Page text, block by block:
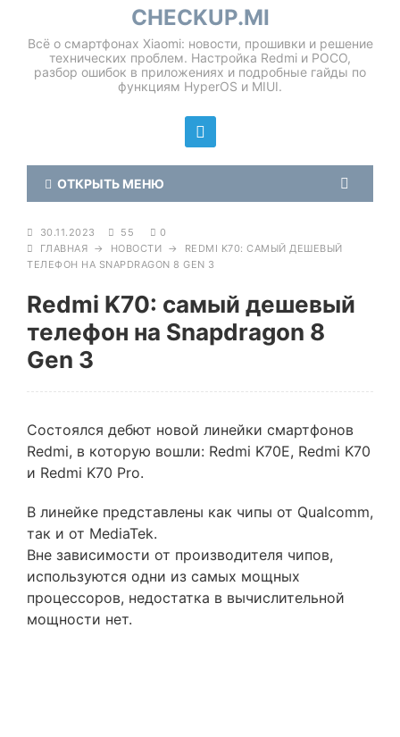
CHECKUP.MI
Всё о смартфонах Xiaomi: новости, прошивки и решение
технических проблем. Настройка Redmi и POCO,
разбор ошибок в приложениях и подробные гайды по
функциям HyperOS и MIUI.
ОТКРЫТЬ МЕНЮ
30.11.2023 55
0
ГЛАВНАЯ → НОВОСТИ →
REDMI K70: САМЫЙ ДЕШЕВЫЙ
ТЕЛЕФОН НА SNAPDRAGON 8 GEN 3
Redmi K70: самый дешевый
телефон на Snapdragon 8
Gen 3
Состоялся дебют новой линейки смартфонов
Redmi, в которую вошли: Redmi K70E, Redmi K70
и Redmi K70 Pro.
В линейке представлены как чипы от Qualcomm,
так и от MediaTek.
Вне зависимости от производителя чипов,
используются одни из самых мощных
процессоров, недостатка в вычислительной
мощности нет.